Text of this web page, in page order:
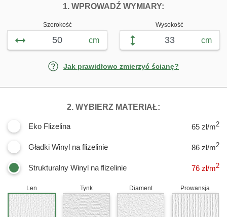
1. WPROWADŹ WYMIARY:
Szerokość
cm
Wysokość
cm
Jak prawidłowo zmierzyć ścianę?
2. WYBIERZ MATERIAŁ:
Eko Flizelina 65 zł/m2
Gładki Winyl na flizelinie 86 zł/m2
Strukturalny Winyl na flizelinie 76 zł/m2
Len Tynk Diament Prowansja